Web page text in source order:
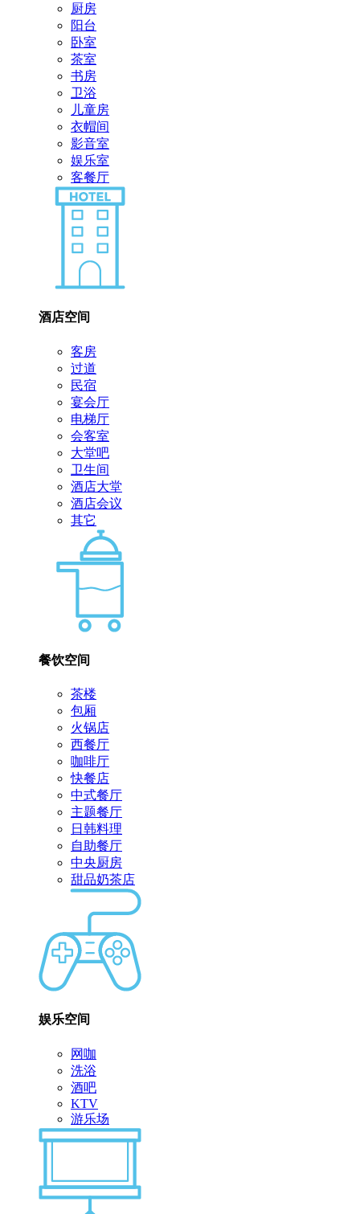
厨房
阳台
卧室
茶室
书房
卫浴
儿童房
衣帽间
影音室
娱乐室
客餐厅
酒店空间
客房
过道
民宿
宴会厅
电梯厅
会客室
大堂吧
卫生间
酒店大堂
酒店会议
其它
餐饮空间
茶楼
包厢
火锅店
西餐厅
咖啡厅
快餐店
中式餐厅
主题餐厅
日韩料理
自助餐厅
中央厨房
甜品奶茶店
娱乐空间
网咖
洗浴
酒吧
KTV
游乐场